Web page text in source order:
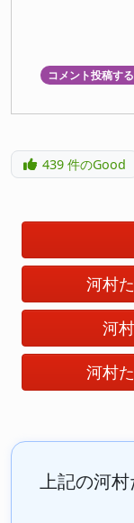
コメント投稿する
439件のGood
河村
河
河村
上記の河